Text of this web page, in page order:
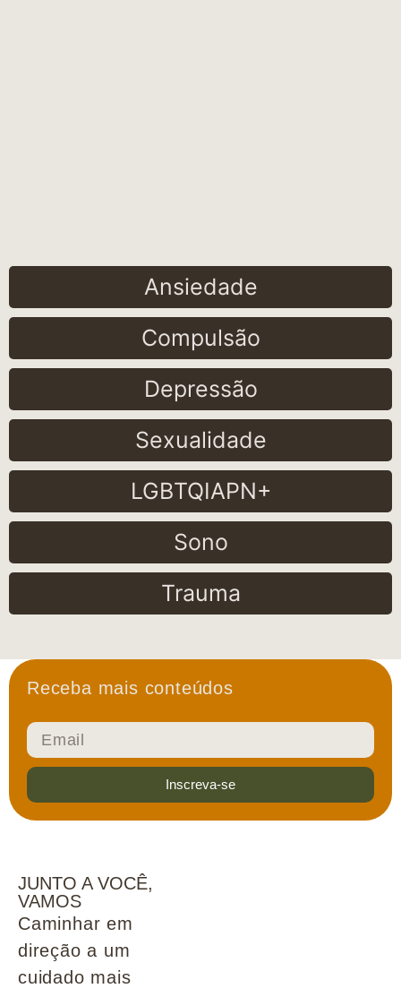
Ansiedade
Compulsão
Depressão
Sexualidade
LGBTQIAPN+
Sono
Trauma
Receba mais conteúdos
Inscreva-se
JUNTO A VOCÊ,
VAMOS
Caminhar em
direção a um
cuidado mais